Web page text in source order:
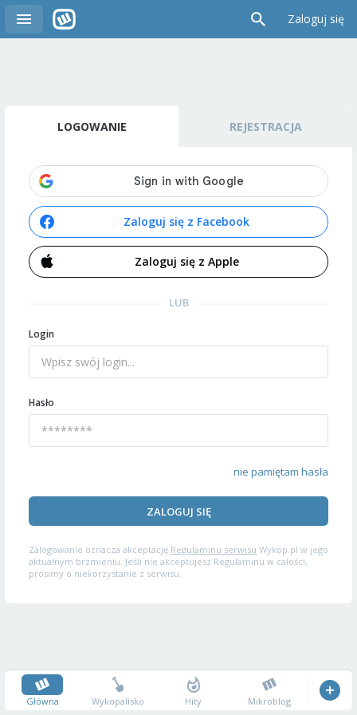
Zaloguj się
LOGOWANIE REJESTRACJA
Zaloguj się z Facebook
Zaloguj się z Apple
LUB
Login
Hasło
nie pamiętam hasła
ZALOGUJ SIĘ
Zalogowanie oznacza akceptację Regulaminu serwisu Wykop.pl w jego
aktualnym brzmieniu. Jeśli nie akceptujesz Regulaminu w całości,
prosimy o niekorzystanie z serwisu.
Główna Wykopalisko Hity Mikroblog